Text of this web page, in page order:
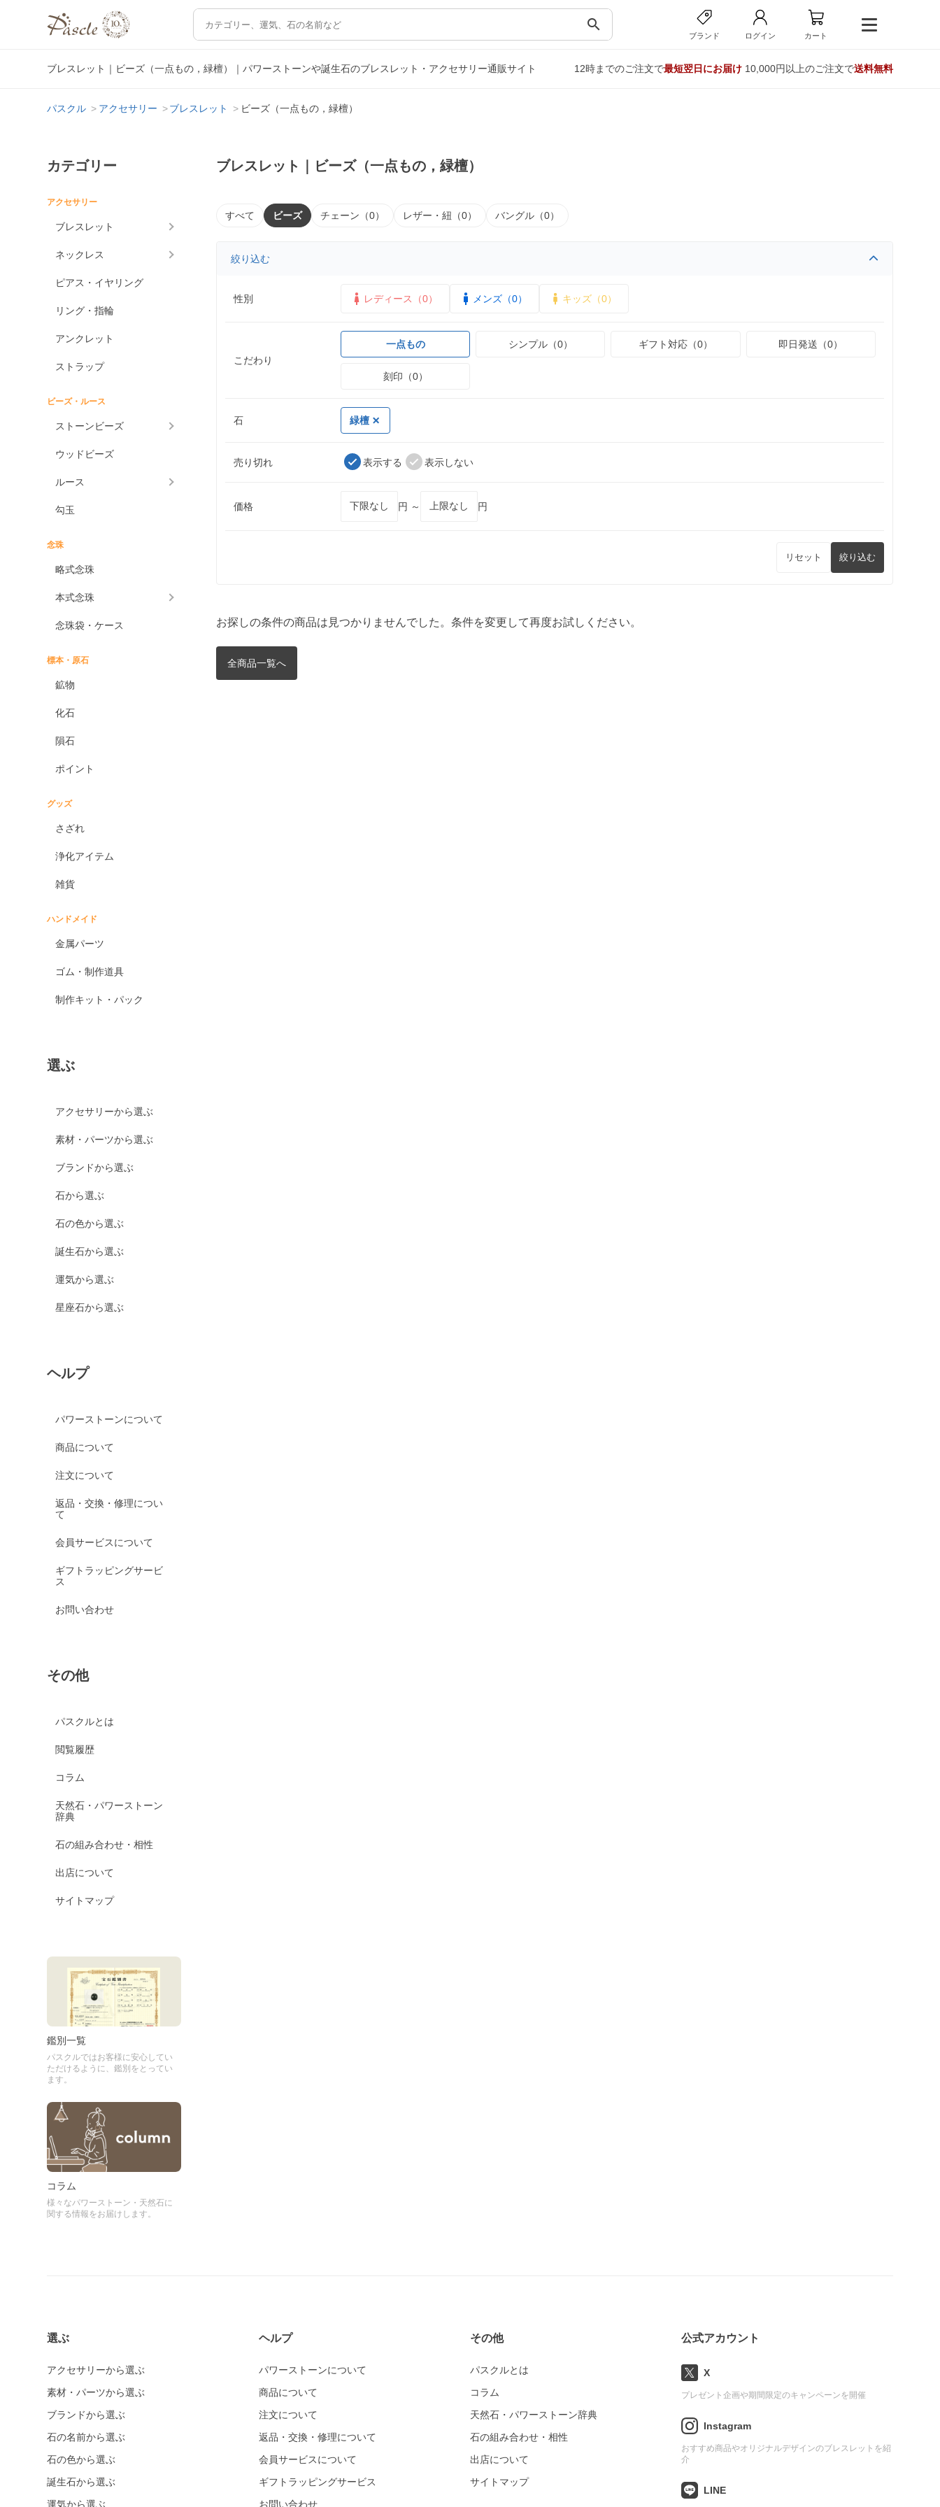
search
ブランド ログイン カート
ブレスレット｜ビーズ（一点もの，緑檀）｜パワーストーンや誕生石のブレスレット・アクセサリー通販サイト 12時までのご注文で最短翌日にお届け10,000円以上のご注文で送料無料
パスクル アクセサリー ブレスレット ビーズ（一点もの，緑檀）
カテゴリー
アクセサリー
ブレスレット
ネックレス
ピアス・イヤリング
リング・指輪
アンクレット
ストラップ
ビーズ・ルース
ストーンビーズ
ウッドビーズ
ルース
勾玉
念珠
略式念珠
本式念珠
念珠袋・ケース
標本・原石
鉱物
化石
隕石
ポイント
グッズ
さざれ
浄化アイテム
雑貨
ハンドメイド
金属パーツ
ゴム・制作道具
制作キット・パック
選ぶ
アクセサリーから選ぶ
素材・パーツから選ぶ
ブランドから選ぶ
石から選ぶ
石の色から選ぶ
誕生石から選ぶ
運気から選ぶ
星座石から選ぶ
ヘルプ
パワーストーンについて
商品について
注文について
返品・交換・修理につい
て
会員サービスについて
ギフトラッピングサービ
ス
お問い合わせ
その他
パスクルとは
閲覧履歴
コラム
天然石・パワーストーン
辞典
石の組み合わせ・相性
出店について
サイトマップ
鑑別一覧
パスクルではお客様に安心してい
ただけるように、鑑別をとってい
ます。
コラム
様々なパワーストーン・天然石に
関する情報をお届けします。
ブレスレット｜ビーズ（一点もの，緑檀）
すべて ビーズ チェーン（0） レザー・紐（0） バングル（0）
絞り込む
性別 レディース（0） メンズ（0） キッズ（0）
こだわり
一点もの シンプル（0） ギフト対応（0） 即日発送（0）
刻印（0）
石 緑檀
売り切れ 表示する 表示しない
価格 円 ～ 円
リセット 絞り込む
お探しの条件の商品は見つかりませんでした。条件を変更して再度お試しください。
全商品一覧へ
選ぶ
アクセサリーから選ぶ
素材・パーツから選ぶ
ブランドから選ぶ
石の名前から選ぶ
石の色から選ぶ
誕生石から選ぶ
運気から選ぶ
ヘルプ
パワーストーンについて
商品について
注文について
返品・交換・修理について
会員サービスについて
ギフトラッピングサービス
お問い合わせ
その他
パスクルとは
コラム
天然石・パワーストーン辞典
石の組み合わせ・相性
出店について
サイトマップ
公式アカウント
X
プレゼント企画や期間限定のキャンペーンを開催
Instagram
おすすめ商品やオリジナルデザインのブレスレットを紹
介
LINE